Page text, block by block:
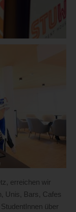
erreichen wir
Unis, Bars, Cafes
über